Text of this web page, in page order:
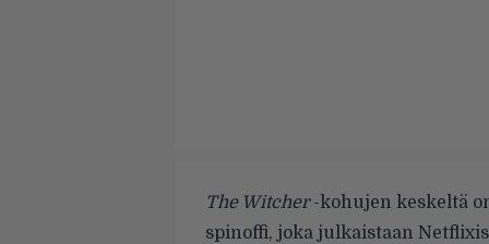
The Witcher-kohujen keskeltä
spinoffi, joka julkaistaan